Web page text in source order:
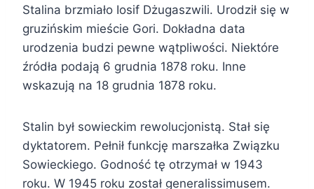
Stalina brzmiało Iosif Dżugaszwili. Urodził się w
gruzińskim mieście Gori. Dokładna data
urodzenia budzi pewne wątpliwości. Niektóre
źródła podają 6 grudnia 1878 roku. Inne
wskazują na 18 grudnia 1878 roku.
Stalin był sowieckim rewolucjonistą. Stał się
dyktatorem. Pełnił funkcję marszałka Związku
Sowieckiego. Godność tę otrzymał w 1943
roku. W 1945 roku został generalissimusem.